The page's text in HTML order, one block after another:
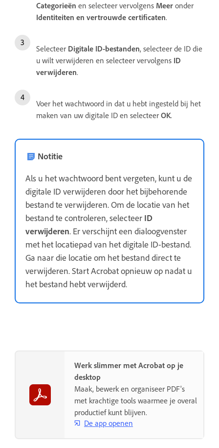
Categorieën en selecteer vervolgens Meer onder
Identiteiten en vertrouwde certificaten.
Selecteer Digitale ID-bestanden, selecteer de ID die
u wilt verwijderen en selecteer vervolgens ID
verwijderen.
Voer het wachtwoord in dat u hebt ingesteld bij het
maken van uw digitale ID en selecteer OK.
Notitie
Als u het wachtwoord bent vergeten, kunt u de
digitale ID verwijderen door het bijbehorende
bestand te verwijderen. Om de locatie van het
bestand te controleren, selecteer ID
verwijderen. Er verschijnt een dialoogvenster
met het locatiepad van het digitale ID-bestand.
Ga naar die locatie om het bestand direct te
verwijderen. Start Acrobat opnieuw op nadat u
het bestand hebt verwijderd.
Werk slimmer met Acrobat op je
desktop
Maak, bewerk en organiseer PDF's
met krachtige tools waarmee je overal
productief kunt blijven.
De app openen